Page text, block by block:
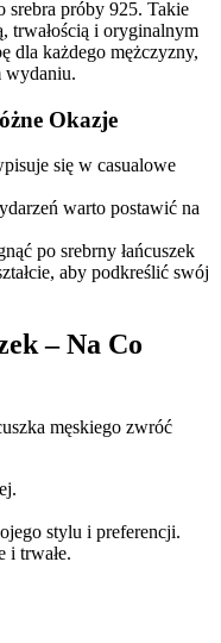
srebra próby 925. Takie
trwałością i oryginalnym
dla każdego mężczyzny,
wydaniu.
Okazje
się w casualowe
warto postawić na
po srebrny łańcuszek
aby podkreślić swój
– Na Co
męskiego zwróć
stylu i preferencji.
i trwałe.